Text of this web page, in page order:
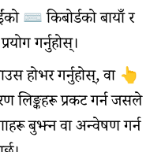
⌨ किबोर्डको बायाँ र
गर्नुहोस्।
होभर गर्नुहोस्, वा 👆
लिङ्कहरू प्रकट गर्न जसले
बुझ्न वा अन्वेषण गर्न